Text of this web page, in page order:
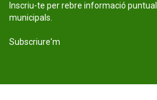
Inscriu-te per rebre informació
municipals.
Subscriure'm